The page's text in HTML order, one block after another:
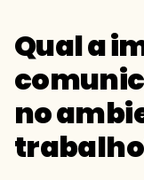
Qual a
no